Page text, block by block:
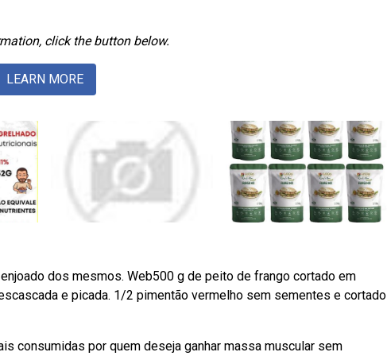
click the button below.
LEARN MORE
dos mesmos. Web500 g de peito de frango cortado em
e picada. 1/2 pimentão vermelho sem sementes e cortado
consumidas por quem deseja ganhar massa muscular sem